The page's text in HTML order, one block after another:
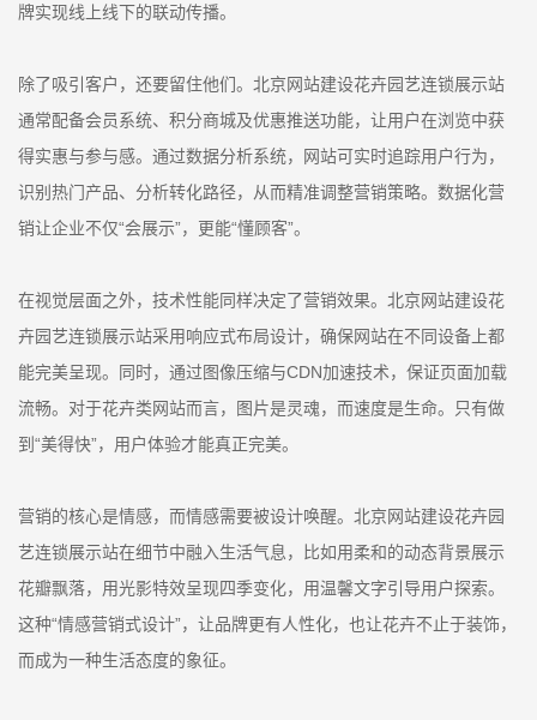
牌实现线上线下的联动传播。
除了吸引客户，还要留住他们。北京网站建设花卉园艺连锁展示站
通常配备会员系统、积分商城及优惠推送功能，让用户在浏览中获
得实惠与参与感。通过数据分析系统，网站可实时追踪用户行为，
识别热门产品、分析转化路径，从而精准调整营销策略。数据化营
销让企业不仅“会展示”，更能“懂顾客”。
在视觉层面之外，技术性能同样决定了营销效果。北京网站建设花
卉园艺连锁展示站采用响应式布局设计，确保网站在不同设备上都
能完美呈现。同时，通过图像压缩与CDN加速技术，保证页面加载
流畅。对于花卉类网站而言，图片是灵魂，而速度是生命。只有做
到“美得快”，用户体验才能真正完美。
营销的核心是情感，而情感需要被设计唤醒。北京网站建设花卉园
艺连锁展示站在细节中融入生活气息，比如用柔和的动态背景展示
花瓣飘落，用光影特效呈现四季变化，用温馨文字引导用户探索。
这种“情感营销式设计”，让品牌更有人性化，也让花卉不止于装饰，
而成为一种生活态度的象征。